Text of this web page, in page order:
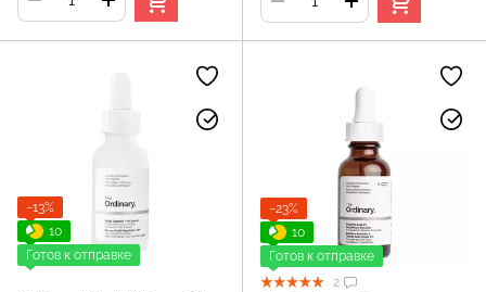
−13%
10
Готов к отправке
−23%
10
Готов к отправке
2